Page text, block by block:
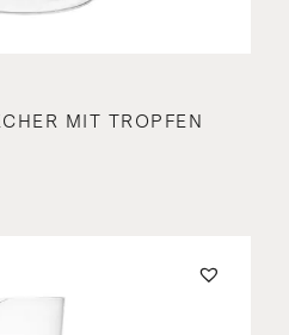
MIT TROPFEN